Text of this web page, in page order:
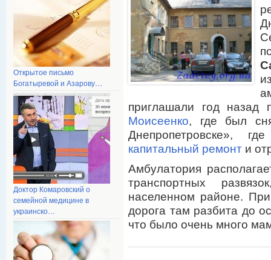
Открытое письмо
Богатыревой и Азарову…
Доктор Комаровский о
семейной медицине в
украинско…
приглашали год назад
Моисеенко, где был
Днепропетровске»,
капитальный ремонт и
Амбулатория
транспортных
населенном районе.
дорога там разбита до
что было очень много